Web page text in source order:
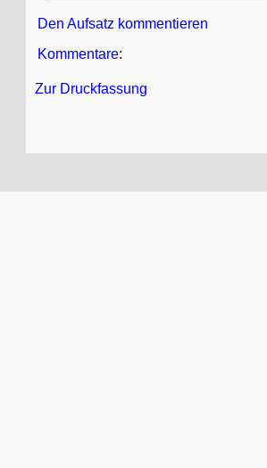
Den Aufsatz kommentieren
Kommentare:
Zur Druckfassung